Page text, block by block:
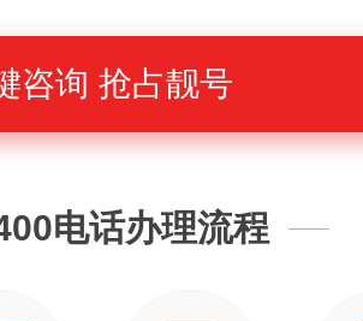
咨询 抢占靓号
电话办理流程